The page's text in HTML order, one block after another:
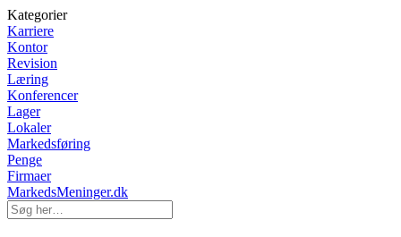
Kategorier
Karriere
Kontor
Revision
Læring
Konferencer
Lager
Lokaler
Markedsføring
Penge
Firmaer
MarkedsMeninger.dk